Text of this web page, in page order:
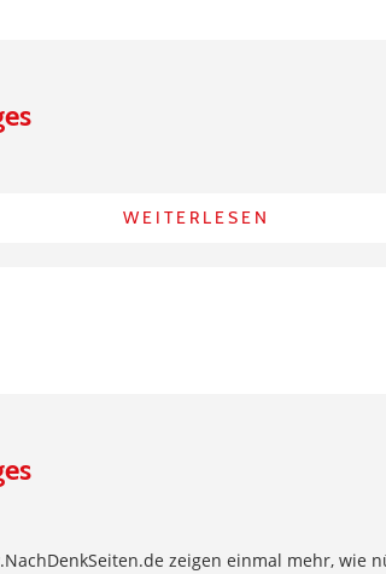
WEITERLESEN
zeigen einmal mehr, wie